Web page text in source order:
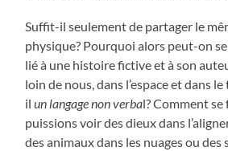
Suffit-il seulement de partager le
physique? Pourquoi alors peut-on
lié à une histoire fictive et à son
loin de nous, dans l’espace et dans
ilun langage non verbal? Comment
puissions voir des dieux dans
des animaux dans les nuages ou des